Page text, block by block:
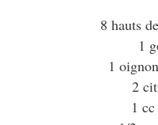
8 hauts
1
1
2
1